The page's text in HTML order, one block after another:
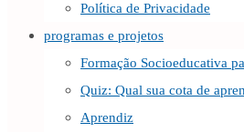
Política de Privacidade
programas e projetos
Formação Socioeducativa
Quiz: Qual sua cota de
Aprendiz